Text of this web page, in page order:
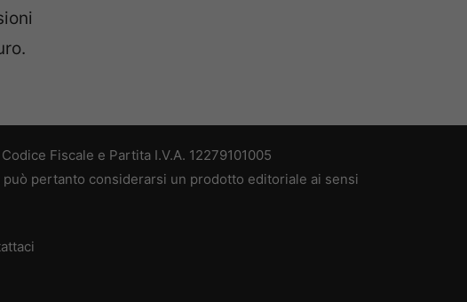
Fiscale e Partita I.V.A. 12279101005
pertanto considerarsi un prodotto editoriale ai sensi